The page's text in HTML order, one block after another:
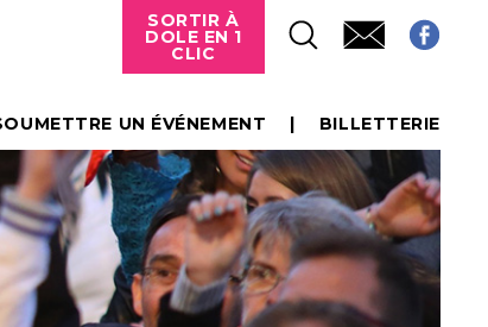
SORTIR À
DOLE EN 1
CLIC
UN ÉVÉNEMENT BILLETTERIE